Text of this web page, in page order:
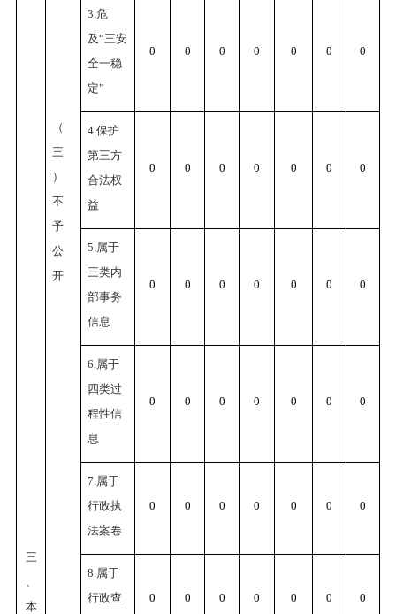
三
本
（
三
）
不
予
公
开
3.危
及“三安
全一稳
定”
0 0 0 0 0 0 0
4.保护
第三方
合法权
益
0 0 0 0 0 0 0
5.属于
三类内
部事务
信息
0 0 0 0 0 0 0
6.属于
四类过
程性信
息
0 0 0 0 0 0 0
7.属于
行政执
法案卷
0 0 0 0 0 0 0
8.属于
行政查
0 0 0 0 0 0 0